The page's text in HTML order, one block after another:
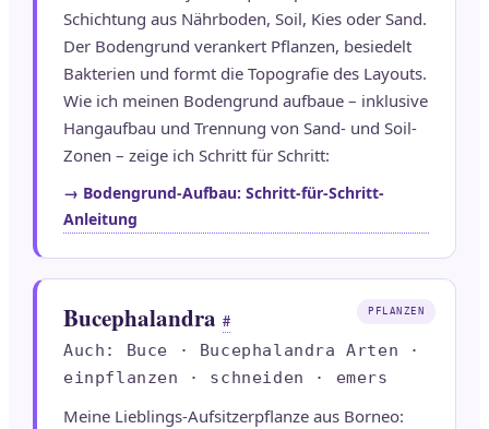
Schichtung aus Nährboden, Soil, Kies oder Sand.
Der Bodengrund verankert Pflanzen, besiedelt
Bakterien und formt die Topografie des Layouts.
Wie ich meinen Bodengrund aufbaue – inklusive
Hangaufbau und Trennung von Sand- und Soil-
Zonen – zeige ich Schritt für Schritt:
→ Bodengrund-Aufbau: Schritt-für-Schritt-
Anleitung
Bucephalandra #
Auch: Buce · Bucephalandra Arten ·
einpflanzen · schneiden · emers
Meine Lieblings-Aufsitzerpflanze aus Borneo:
PFLANZEN